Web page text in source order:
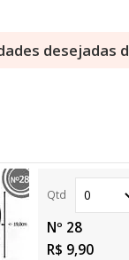
desejadas
Nº 28
R$ 9,90